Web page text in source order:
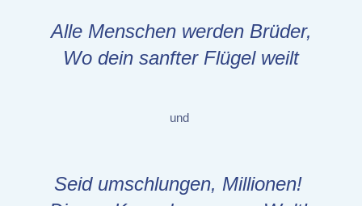
Alle Menschen werden Brüder,
Wo dein sanfter Flügel weilt
und
Seid umschlungen, Millionen!